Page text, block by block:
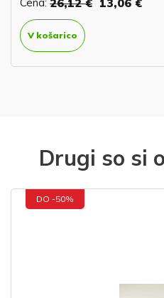
V košarico
Drugi so si
DO -50%